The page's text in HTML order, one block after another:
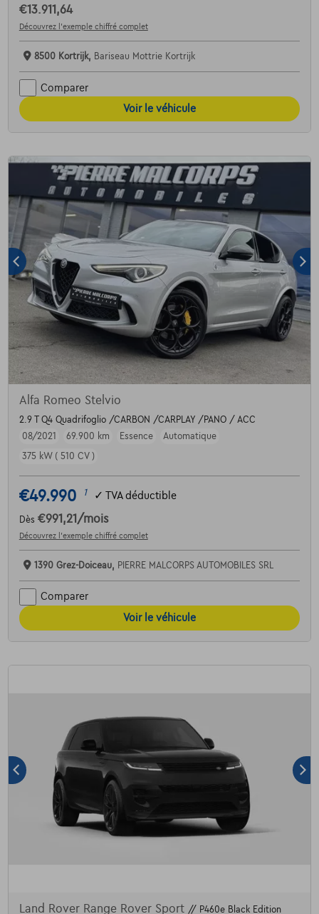
€13.911,64
Découvrez l’exemple chiffré complet
8500 Kortrijk, Bariseau Mottrie Kortrijk
Comparer
Voir le véhicule
Alfa Romeo Stelvio
2.9 T Q4 Quadrifoglio /CARBON /CARPLAY /PANO / ACC
08/2021
69.900 km Essence
Automatique
375 kW ( 510 CV )
€49.990 1 ✓ TVA déductible
Dès €991,21 /mois
Découvrez l’exemple chiffré complet
1390 Grez-Doiceau, PIERRE MALCORPS AUTOMOBILES SRL
Comparer
Voir le véhicule
Land Rover Range Rover Sport // P460e Black Edition